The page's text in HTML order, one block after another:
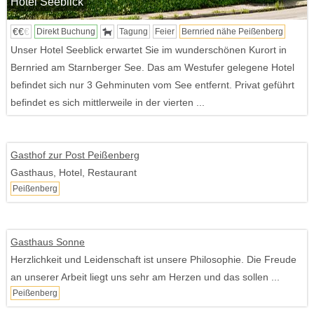
€€€ Direkt Buchung Tagung Feier Bernried nähe Peißenberg
Unser Hotel Seeblick erwartet Sie im wunderschönen Kurort in
Bernried am Starnberger See. Das am Westufer gelegene Hotel
befindet sich nur 3 Gehminuten vom See entfernt. Privat geführt
befindet es sich mittlerweile in der vierten ...
Gasthof zur Post Peißenberg
Gasthaus, Hotel, Restaurant
Peißenberg
Gasthaus Sonne
Herzlichkeit und Leidenschaft ist unsere Philosophie. Die Freude
an unserer Arbeit liegt uns sehr am Herzen und das sollen ...
Peißenberg